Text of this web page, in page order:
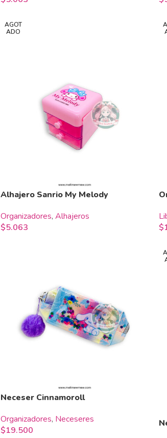
AGOT
ADO
Alhajero Sanrio My Melody
Organizadores, Alhajeros
$5.063
$
Neceser Cinnamoroll
Organizadores, Neceseres
$19.500